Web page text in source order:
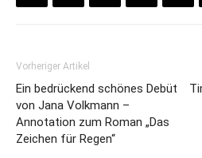
Vorheriger Artikel
Ein bedrückend schönes Debüt
von Jana Volkmann –
Annotation zum Roman „Das
Zeichen für Regen“